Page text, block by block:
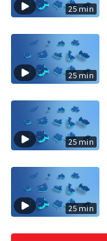
25 min
25 min
25 min
25 min